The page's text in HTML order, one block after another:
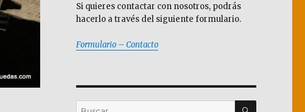
Si quieres contactar con nosotros, podrás
hacerlo a través del siguiente formulario.
Formulario – Contacto
Buscar
BUSCAR